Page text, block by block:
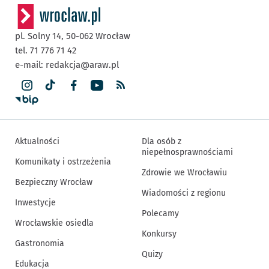
pl. Solny 14, 50-062 Wrocław
tel. 71 776 71 42
e-mail: redakcja@araw.pl
Aktualności
Komunikaty i ostrzeżenia
Bezpieczny Wrocław
Inwestycje
Wrocławskie osiedla
Gastronomia
Edukacja
Dla osób z
niepełnosprawnościami
Zdrowie we Wrocławiu
Wiadomości z regionu
Polecamy
Konkursy
Quizy